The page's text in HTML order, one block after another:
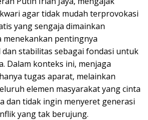
agar tidak mudah terprovokasi
yang sengaja dimainkan
menekankan pentingnya
stabilitas sebagai fondasi untuk
Dalam konteks ini, menjaga
tugas aparat, melainkan
elemen masyarakat yang cinta
dan tidak ingin menyeret generasi
yang tak berujung.